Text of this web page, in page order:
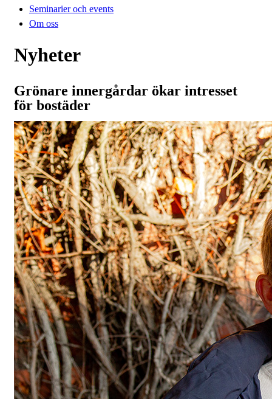
Seminarier och events
Om oss
Nyheter
Grönare innergårdar ökar intresset
för bostäder